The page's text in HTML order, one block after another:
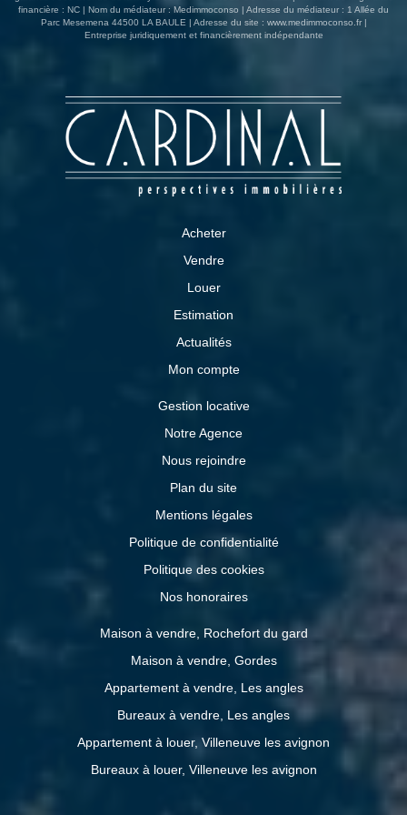
financière : NC | Nom du médiateur : Medimmoconso | Adresse du médiateur : 1 Allée du
Parc Mesemena 44500 LA BAULE | Adresse du site : www.medimmoconso.fr|
Entreprise juridiquement et financièrement indépendante
Acheter
Vendre
Louer
Estimation
Actualités
Mon compte
Gestion locative
Notre Agence
Nous rejoindre
Plan du site
Mentions légales
Politique de confidentialité
Politique des cookies
Nos honoraires
Maison à vendre, Rochefort du gard
Maison à vendre, Gordes
Appartement à vendre, Les angles
Bureaux à vendre, Les angles
Appartement à louer, Villeneuve les avignon
Bureaux à louer, Villeneuve les avignon